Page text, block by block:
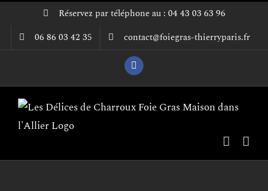
contenu
Réservez par téléphone au : 04 43 03 63 96
06 86 03 42 35
contact@foiegras-thierryparis.fr
Facebook